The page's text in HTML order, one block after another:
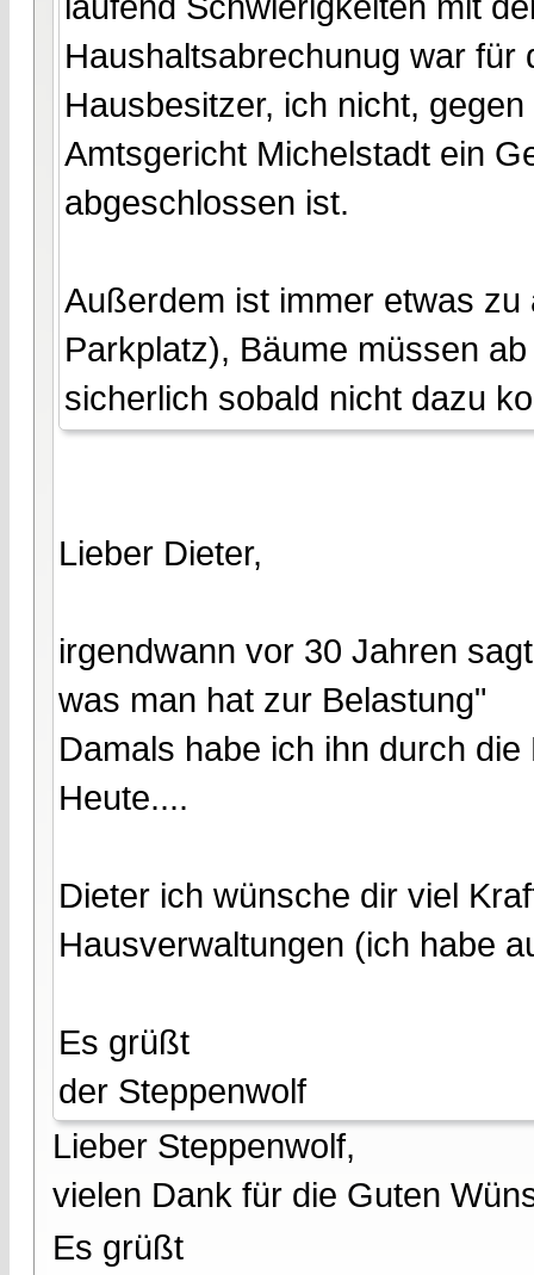
Haushaltsabrechunug war
Hausbesitzer, ich nicht,
Amtsgericht Michelstadt ein
abgeschlossen ist.
Außerdem ist immer etwas
Parkplatz), Bäume müssen
sicherlich sobald nicht dazu
Lieber Dieter,
irgendwann vor 30 Jahren
was man hat zur Belastung"
Damals habe ich ihn durch
Heute....
Dieter ich wünsche dir viel
Hausverwaltungen (ich habe
Es grüßt
der Steppenwolf
Lieber Steppenwolf,
vielen Dank für die Guten
Es grüßt